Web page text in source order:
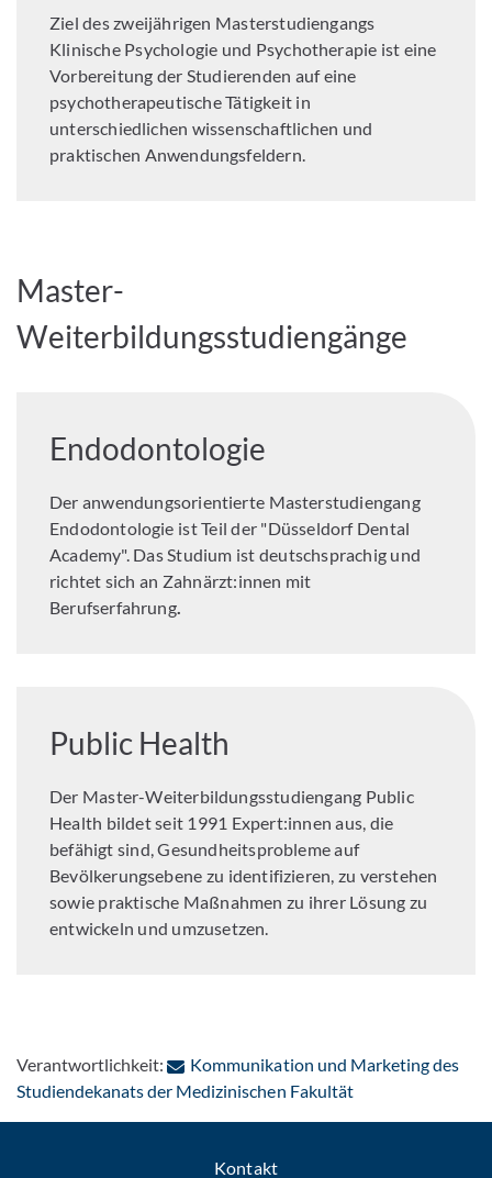
Ziel des zweijährigen Masterstudiengangs
Klinische Psychologie und Psychotherapie ist eine
Vorbereitung der Studierenden auf eine
psychotherapeutische Tätigkeit in
unterschiedlichen wissenschaftlichen und
praktischen Anwendungsfeldern.
Master-
Weiterbildungsstudiengänge
Endodontologie
Der anwendungsorientierte Masterstudiengang
Endodontologie ist Teil der "Düsseldorf Dental
Academy". Das Studium ist deutschsprachig und
richtet sich an Zahnärzt:innen mit
Berufserfahrung.
Public Health
Der Master-Weiterbildungsstudiengang Public
Health bildet seit 1991 Expert:innen aus, die
befähigt sind, Gesundheitsprobleme auf
Bevölkerungsebene zu identifizieren, zu verstehen
sowie praktische Maßnahmen zu ihrer Lösung zu
entwickeln und umzusetzen.
Verantwortlichkeit:
Kommunikation und Marketing des
Studiendekanats der Medizinischen Fakultät: Per E-Mail
Kontakt